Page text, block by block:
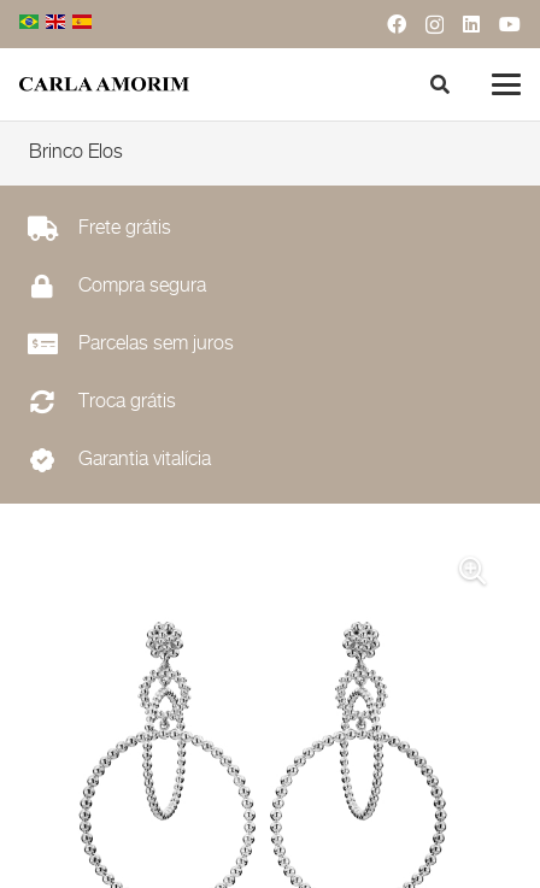
Brinco Elos
Frete grátis
Compra segura
Parcelas sem juros
Troca grátis
Garantia vitalícia